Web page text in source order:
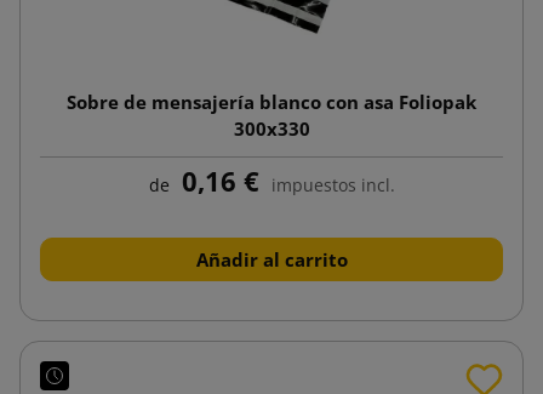
Sobre de mensajería blanco con asa Foliopak
300x330
de 0,16 € impuestos incl.
Añadir al carrito